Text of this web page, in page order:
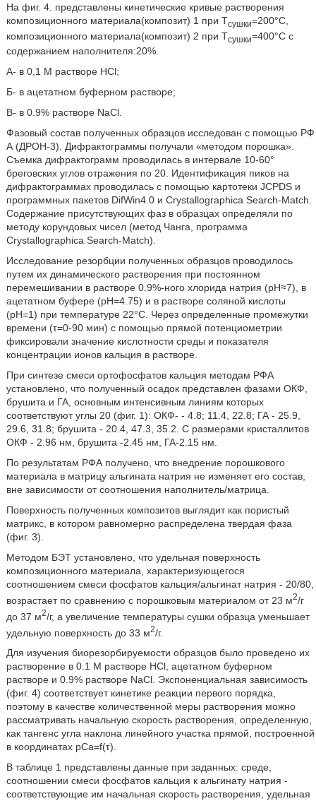
На фиг. 4. представлены кинетические кривые растворения
композиционного материала(композит) 1 при Тсушки=200°С,
композиционного материала(композит) 2 при Тсушки=400°С с
содержанием наполнителя:20%.
А- в 0,1 М растворе HCl;
Б- в ацетатном буферном растворе;
В- в 0.9% растворе NaCl.
Фазовый состав полученных образцов исследован с помощью РФ
А (ДРОН-3). Дифрактограммы получали «методом порошка».
Съемка дифрактограмм проводилась в интервале 10-60°
бреговских углов отражения по 20. Идентификация пиков на
дифрактограммах проводилась с помощью картотеки JCPDS и
программных пакетов DifWin4.0 и Crystallographica Search-Match.
Содержание присутствующих фаз в образцах определяли по
методу корундовых чисел (метод Чанга, программа
Crystallographica Search-Match).
Исследование резорбции полученных образцов проводилось
путем их динамического растворения при постоянном
перемешивании в растворе 0.9%-ного хлорида натрия (рН≈7), в
ацетатном буфере (рН=4.75) и в растворе соляной кислоты
(рН=1) при температуре 22°С. Через определенные промежутки
времени (τ=0-90 мин) с помощью прямой потенциометрии
фиксировали значение кислотности среды и показателя
концентрации ионов кальция в растворе.
При синтезе смеси ортофосфатов кальция методам РФА
установлено, что полученный осадок представлен фазами ОКФ,
брушита и ГА, основным интенсивным линиям которых
соответствуют углы 20 (фиг. 1): ОКФ- - 4.8; 11.4, 22.8; ГА - 25.9,
29.6, 31.8; брушита - 20.4, 47.3, 35.2. С размерами кристаллитов
ОКФ - 2.96 нм, брушита -2.45 нм, ГА-2.15 нм.
По результатам РФА получено, что внедрение порошкового
материала в матрицу альгината натрия не изменяет его состав,
вне зависимости от соотношения наполнитель/матрица.
Поверхность полученных композитов выглядит как пористый
матрикс, в котором равномерно распределена твердая фаза
(фиг. 3).
Методом БЭТ установлено, что удельная поверхность
композиционного материала, характеризующегося
соотношением смеси фосфатов кальция/альгинат натрия - 20/80,
возрастает по сравнению с порошковым материалом от 23 м2/г
до 37 м2/г, а увеличение температуры сушки образца уменьшает
удельную поверхность до 33 м2/г.
Для изучения биорезорбируемости образцов было проведено их
растворение в 0.1 М растворе HCl, ацетатном буферном
растворе и 0.9% растворе NaCl. Экспоненциальная зависимость
(фиг. 4) соответствует кинетике реакции первого порядка,
поэтому в качестве количественной меры растворения можно
рассматривать начальную скорость растворения, определенную,
как тангенс угла наклона линейного участка прямой, построенной
в координатах pCa=f(τ).
В таблице 1 представлены данные при заданных: среде,
соотношении смеси фосфатов кальция к альгинату натрия -
соответствующие им начальная скорость растворения, удельная